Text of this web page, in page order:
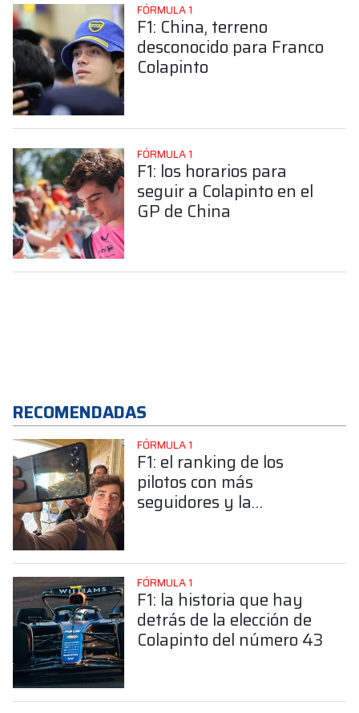
FÓRMULA 1
F1: China, terreno
desconocido para Franco
Colapinto
FÓRMULA 1
F1: los horarios para
seguir a Colapinto en el
GP de China
RECOMENDADAS
FÓRMULA 1
F1: el ranking de los
pilotos con más
seguidores y la
FÓRMULA 1
F1: la historia que hay
detrás de la elección de
Colapinto del número 43